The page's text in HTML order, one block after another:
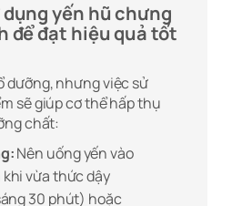
yến hũ chưng
để đạt hiệu quả tốt
dưỡng, nhưng việc sử
sẽ giúp cơ thể hấp thụ
chất:
Nên uống yến vào
vừa thức dậy
30 phút) hoặc